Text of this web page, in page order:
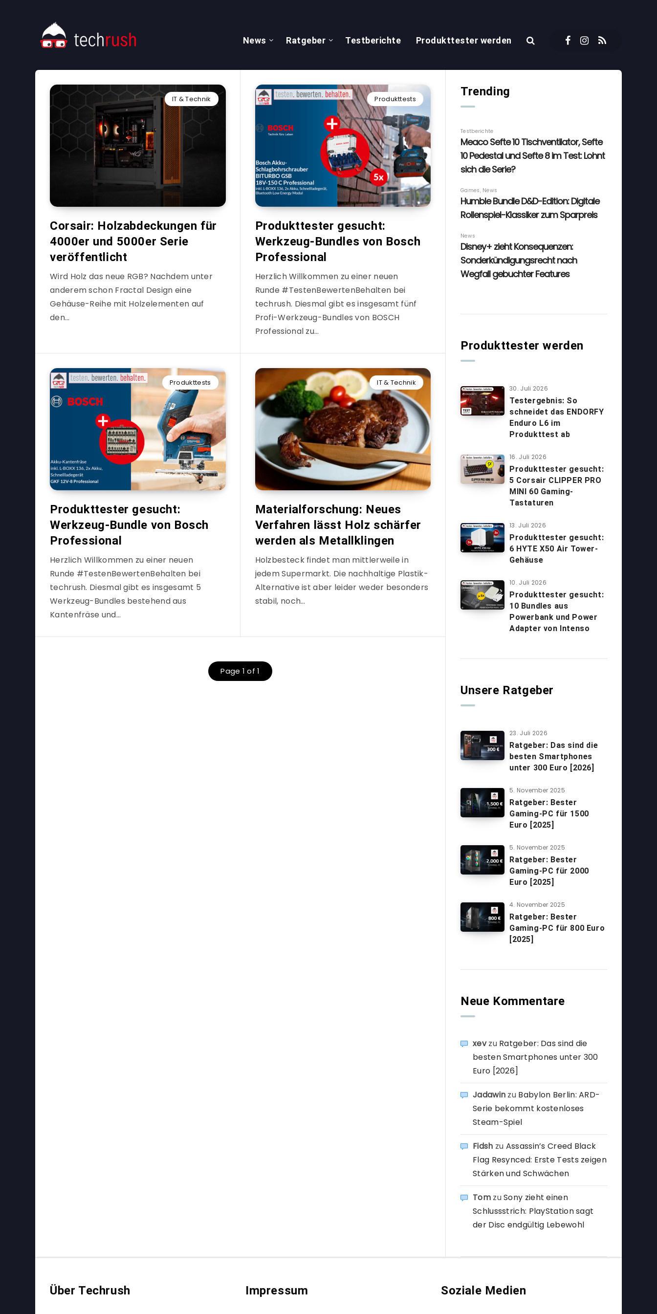
News Ratgeber Testberichte Produkttester werden
IT & Technik
Corsair: Holzabdeckungen für
4000er und 5000er Serie
veröffentlicht
Wird Holz das neue RGB? Nachdem unter
anderem schon Fractal Design eine
Gehäuse-Reihe mit Holzelementen auf
den…
Produkttests
Produkttester gesucht:
Werkzeug-Bundles von Bosch
Professional
Herzlich Willkommen zu einer neuen
Runde #TestenBewertenBehalten bei
techrush. Diesmal gibt es insgesamt fünf
Profi-Werkzeug-Bundles von BOSCH
Professional zu…
Produkttests
Produkttester gesucht:
Werkzeug-Bundle von Bosch
Professional
Herzlich Willkommen zu einer neuen
Runde #TestenBewertenBehalten bei
techrush. Diesmal gibt es insgesamt 5
Werkzeug-Bundles bestehend aus
Kantenfräse und…
IT & Technik
Materialforschung: Neues
Verfahren lässt Holz schärfer
werden als Metallklingen
Holzbesteck findet man mittlerweile in
jedem Supermarkt. Die nachhaltige Plastik-
Alternative ist aber leider weder besonders
stabil, noch…
Page 1 of 1
Trending
Produkttester werden
30. Juli 2026
Testergebnis: So
schneidet das ENDORFY
Enduro L6 im
Produkttest ab
16. Juli 2026
Produkttester gesucht:
5 Corsair CLIPPER PRO
MINI 60 Gaming-
Tastaturen
13. Juli 2026
Produkttester gesucht:
6 HYTE X50 Air Tower-
Gehäuse
10. Juli 2026
Produkttester gesucht:
10 Bundles aus
Powerbank und Power
Adapter von Intenso
Unsere Ratgeber
23. Juli 2026
Ratgeber: Das sind die
besten Smartphones
unter 300 Euro [2026]
5. November 2025
Ratgeber: Bester
Gaming-PC für 1500
Euro [2025]
5. November 2025
Ratgeber: Bester
Gaming-PC für 2000
Euro [2025]
4. November 2025
Ratgeber: Bester
Gaming-PC für 800 Euro
[2025]
Neue Kommentare
xevzu Ratgeber: Das sind die
besten Smartphones unter 300
Euro [2026]
Jadawin zu Babylon Berlin: ARD-
Serie bekommt kostenloses
Steam-Spiel
Fidsh zu Assassin’s Creed Black
Flag Resynced: Erste Tests zeigen
Stärken und Schwächen
TomzuSony zieht einen
Schlussstrich: PlayStation sagt
der Disc endgültig Lebewohl
Über Techrush Impressum Soziale Medien